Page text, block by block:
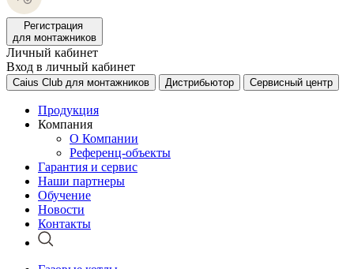
Регистрация
для монтажников
Личный кабинет
Вход в личный кабинет
Caius Club для монтажников Дистрибьютор Сервисный центр
Продукция
Компания
О Компании
Референц-объекты
Гарантия и сервис
Наши партнеры
Обучение
Новости
Контакты